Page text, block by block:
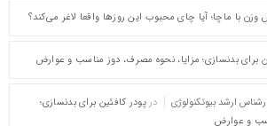
با ماچا؛ آیا چای محبوب این روزها واقعا لاغر می‌کند؟
برای بدنسازی؛ مزایا، نحوه مصرف، دوز مناسب و عوارض
ارشد بیوتکنولوژی در پودر کافئین برای بدنسازی؛
و عوارض